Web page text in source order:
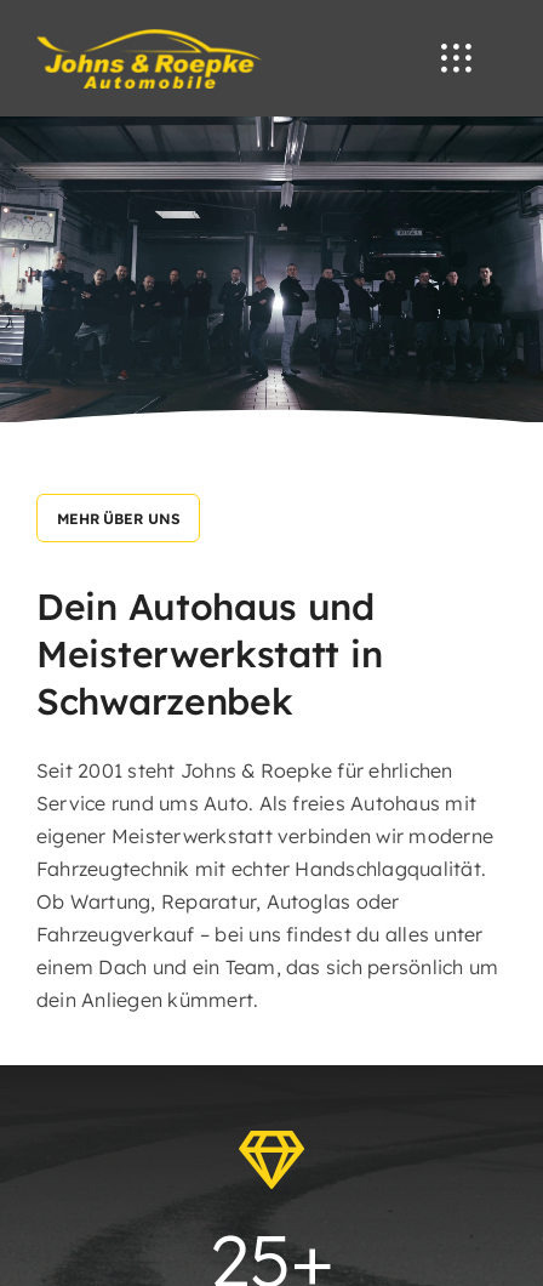
content
MEHR ÜBER UNS
Dein Autohaus und
Meisterwerkstatt in
Schwarzenbek
Seit 2001 steht Johns & Roepke für ehrlichen
Service rund ums Auto. Als freies Autohaus mit
eigener Meisterwerkstatt verbinden wir moderne
Fahrzeugtechnik mit echter Handschlagqualität.
Ob Wartung, Reparatur, Autoglas oder
Fahrzeugverkauf – bei uns findest du alles unter
einem Dach und ein Team, das sich persönlich um
dein Anliegen kümmert.
25+